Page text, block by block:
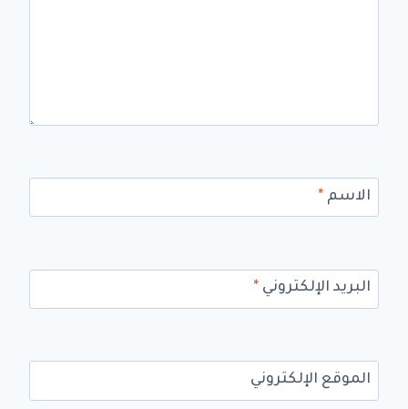
الاسم *
البريد الإلكتروني *
الموقع الإلكتروني